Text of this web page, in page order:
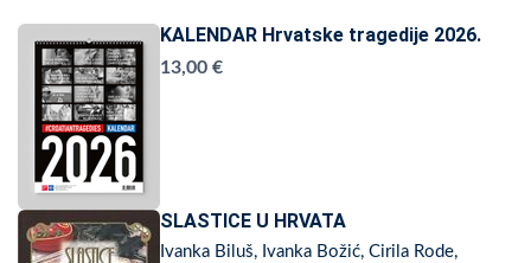
KALENDAR Hrvatske tragedije 2026.
13,00 €
SLASTICE U HRVATA
Ivanka Biluš, Ivanka Božić, Cirila Rode,